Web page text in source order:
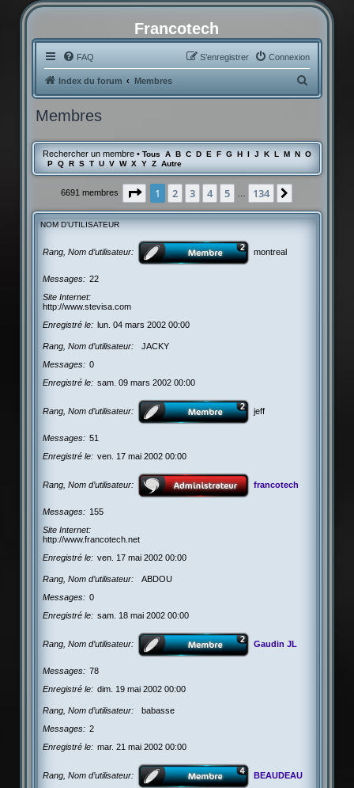
Francotech
FAQ Connexion
S’enregistrer
Index du forum Membres
e
e
r
h
Membres
Rechercher un membre• Tous A B C D E F G H J K L M N
O
P Q R S T U V W X Y Z Autre
6691 membres Page 1sur134
1 2 3 4 5 … 134
NOM D’UTILISATEUR
Rang, Nom d’utilisateur montreal
Messages
22
Site Internet
http://www.stevisa.com
Enregistré le
lun. 04 mars 2002 00:00
Rang, Nom d’utilisateur
JACKY
Messages
0
Enregistré le
sam. 09 mars 2002 00:00
Rang, Nom d’utilisateur jeff
Messages
51
Enregistré le
ven. 17 mai 2002 00:00
Rang, Nom d’utilisateur francotech
Messages
155
Site Internet
http://www.francotech.net
Enregistré le
ven. 17 mai 2002 00:00
Rang, Nom d’utilisateur
ABDOU
Messages
0
Enregistré le
sam. 18 mai 2002 00:00
Rang, Nom d’utilisateur Gaudin JL
Messages
78
Enregistré le
dim. 19 mai 2002 00:00
Rang, Nom d’utilisateur
babasse
Messages
2
Enregistré le
mar. 21 mai 2002 00:00
Rang, Nom d’utilisateur BEAUDEAU